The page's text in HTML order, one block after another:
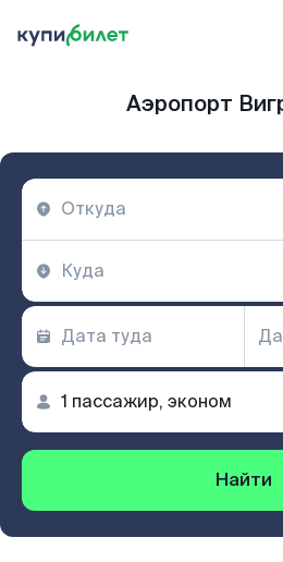
Аэропорт
Найти